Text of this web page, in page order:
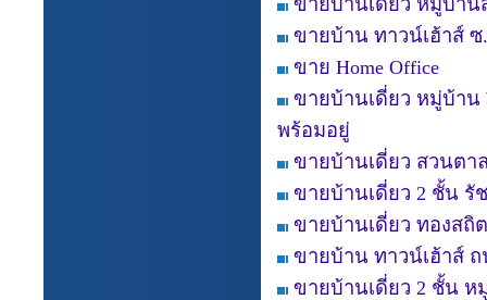
ขายบ้านเดี่ยว หมู่บ้า
ขายบ้าน ทาวน์เฮ้าส์ ซ
ขาย Home Office
ขายบ้านเดี่ยว หมู่บ้าน
พร้อมอยู่
ขายบ้านเดี่ยว สวนต
ขายบ้านเดี่ยว 2 ชั้น รั
ขายบ้านเดี่ยว ทองสถิ
ขายบ้าน ทาวน์เฮ้าส์
ขายบ้านเดี่ยว 2 ชั้น